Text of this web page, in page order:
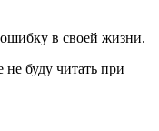
в своей жизни.
буду читать при